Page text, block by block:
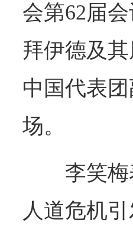
会第62届
拜伊德及
中国代表
场。
李笑
人道危机